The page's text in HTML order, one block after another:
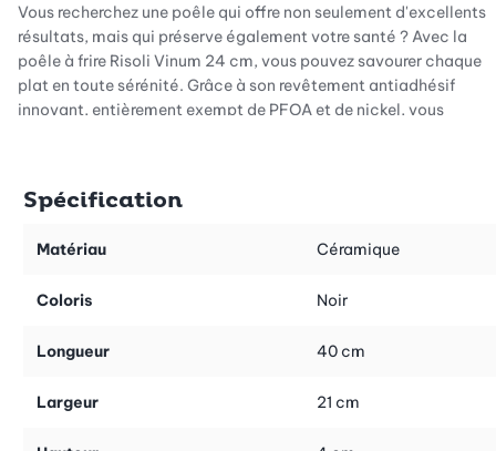
Vous recherchez une poêle qui offre non seulement d'excellents
résultats, mais qui préserve également votre santé ? Avec la
poêle à frire Risoli Vinum 24 cm, vous pouvez savourer chaque
plat en toute sérénité. Grâce à son revêtement antiadhésif
innovant, entièrement exempt de PFOA et de nickel, vous
cuisine un plaisir sans stress.
Précision maximale lors de la cuisson
dorer des légumes tendres, le bord de 0,6 cm de haut vous offre
rapidement absorbée et répartie uniformément sur toute la
partout le même point de cuisson. Grâce à la fonte d'aluminium
légers dans la main tout en convainquant par leur grande
Spécification
Matériau Céramique
Coloris Noir
Longueur 40 cm
Largeur 21 cm